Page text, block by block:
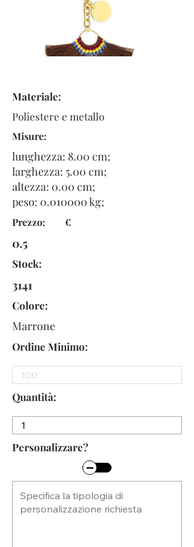
Materiale:
Poliestere e metallo
Misure:
lunghezza: 8.00 cm;
larghezza: 5.00 cm;
altezza: 0.00 cm;
peso: 0.010000kg;
Prezzo: €
0.5
Stock:
3141
Colore:
Marrone
Ordine Minimo:
Quantità:
Personalizzare?